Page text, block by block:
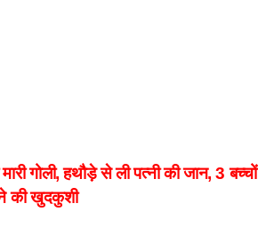
गोली, हथौड़े से ली पत्नी की जान, 3 बच्चों
की खुदकुशी